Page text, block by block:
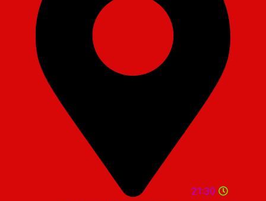
21:30